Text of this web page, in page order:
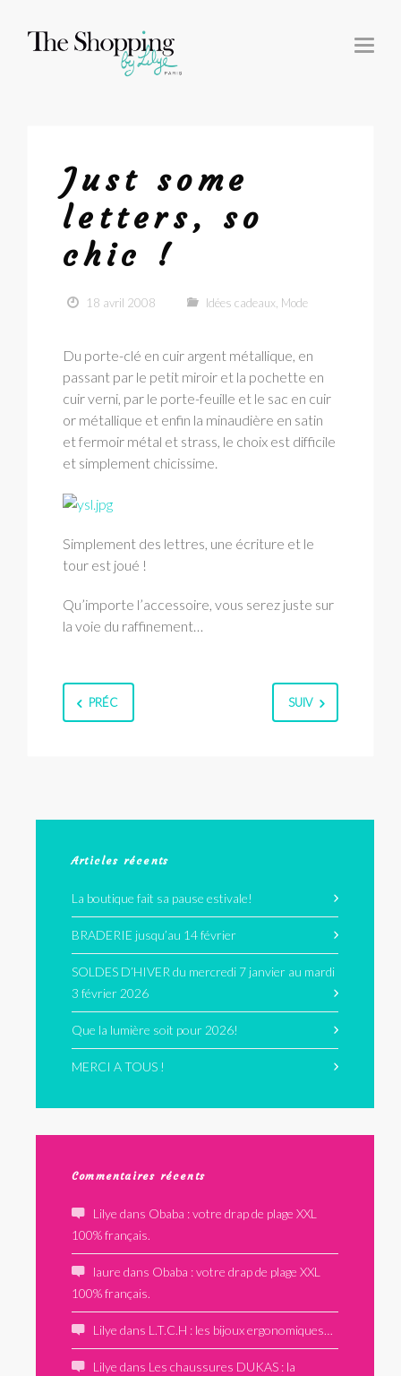
T
O
Just some
letters, so
chic !
18 avril 2008 Idées cadeaux Mode
Du porte-clé en cuir argent métallique, en
passant par le petit miroir et la pochette en
cuir verni, par le porte-feuille et le sac en cuir
or métallique et enfin la minaudière en satin
et fermoir métal et strass, le choix est difficile
et simplement chicissime.
Simplement des lettres, une écriture et le
tour est joué !
Qu’importe l’accessoire, vous serez juste sur
la voie du raffinement…
PRÉC SUIV
Articles récents
La boutique fait sa pause estivale!
BRADERIE jusqu’au 14 février
SOLDES D’HIVER du mercredi 7 janvier au mardi
3 février 2026
Que la lumière soit pour 2026!
MERCI A TOUS !
Commentaires récents
Lilye dans Obaba : votre drap de plage XXL
100% français.
laure dans Obaba : votre drap de plage XXL
100% français.
Lilye dans L.T.C.H : les bijoux ergonomiques…
Lilye dans Les chaussures DUKAS : la